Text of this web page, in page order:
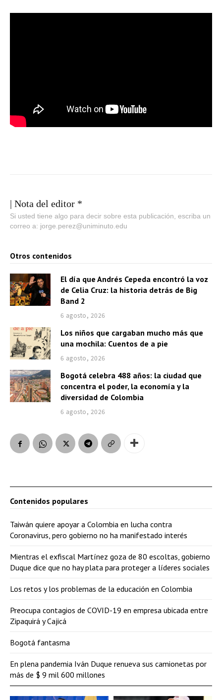
| Nota del editor *
Si usted tiene algo para decir sobre esta publicación, escriba un
correo a: jorge.perez@uniminuto.edu
Otros contenidos
El día que Andrés Cepeda encontró la voz
de Celia Cruz: la historia detrás de Big
Band 2
6 agosto, 2026
Los niños que cargaban mucho más que
una mochila: Cuentos de a pie
6 agosto, 2026
Bogotá celebra 488 años: la ciudad que
concentra el poder, la economía y la
diversidad de Colombia
6 agosto, 2026
Contenidos populares
Taiwán quiere apoyar a Colombia en lucha contra
Coronavirus, pero gobierno no ha manifestado interés
Mientras el exfiscal Martínez goza de 80 escoltas, gobierno
Duque dice que no hay plata para proteger a líderes sociales
Los retos y los problemas de la educación en Colombia
Preocupa contagios de COVID-19 en empresa ubicada entre
Zipaquirá y Cajicá
Bogotá fantasma
En plena pandemia Iván Duque renueva sus camionetas por
más de $ 9 mil 600 millones